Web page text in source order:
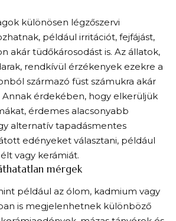
különösen légzőszervi
például irritációt, fejfájást,
akár tüdőkárosodást is. Az állatok,
rendkívül érzékenyek ezekre a
származó füst számukra akár
Annak érdekében, hogy elkerüljük
érdemes alacsonyabb
alternatív tapadásmentes
edényeket választani, például
vagy kerámiát.
mérgek
például az ólom, kadmium vagy
is megjelenhetnek különböző